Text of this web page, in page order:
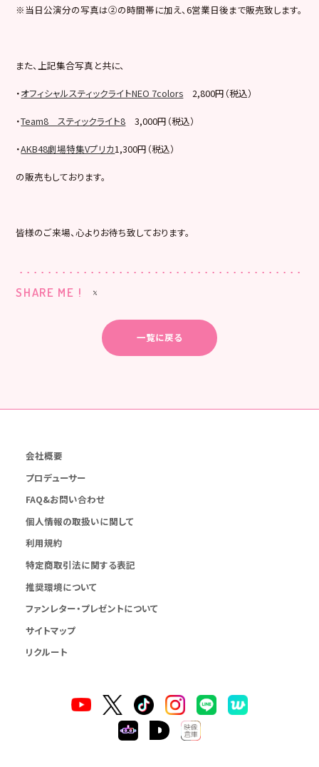
※当日公演分の写真は②の時間帯に加え、6営業日後まで販売致します。
また、上記集合写真と共に、
・オフィシャルスティックライトNEO 7colors 2,800円（税込）
・Team8 スティックライト8 3,000円（税込）
・AKB48劇場特集Vプリカ1,300円（税込）
の販売もしております。
皆様のご来場、心よりお待ち致しております。
SHARE ME !
一覧に戻る
会社概要
プロデューサー
FAQ&お問い合わせ
個人情報の取扱いに関して
利用規約
特定商取引法に関する表記
推奨環境について
ファンレター・プレゼントについて
サイトマップ
リクルート